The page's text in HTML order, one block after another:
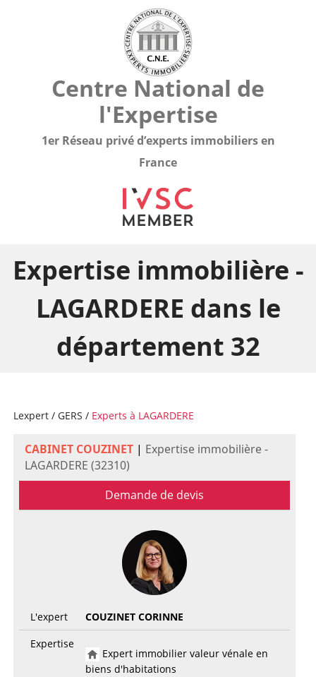
Centre National de
l'Expertise
1er Réseau privé d’experts immobiliers en
France
Expertise immobilière -
LAGARDERE dans le
département 32
Lexpert/ GERS / Experts à LAGARDERE
CABINET COUZINET| Expertise immobilière -
LAGARDERE (32310)
Demande de devis
L'expert
COUZINET CORINNE
Expertise
Expert immobilier valeur vénale en
biens d'habitations